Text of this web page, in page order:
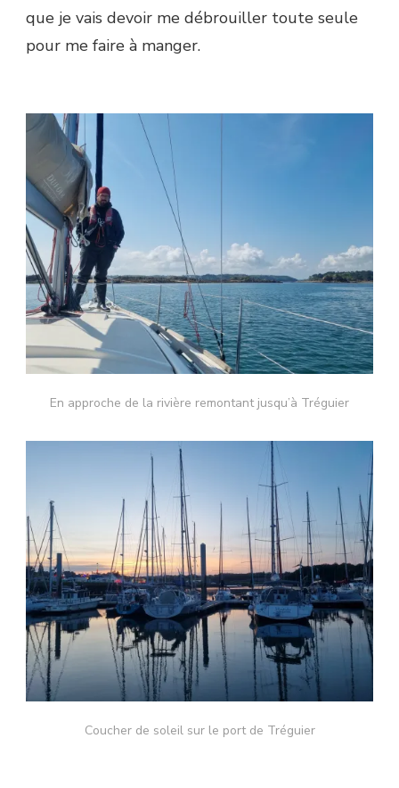
que je vais devoir me débrouiller toute seule
pour me faire à manger.
En approche de la rivière remontant jusqu’à Tréguier
Coucher de soleil sur le port de Tréguier